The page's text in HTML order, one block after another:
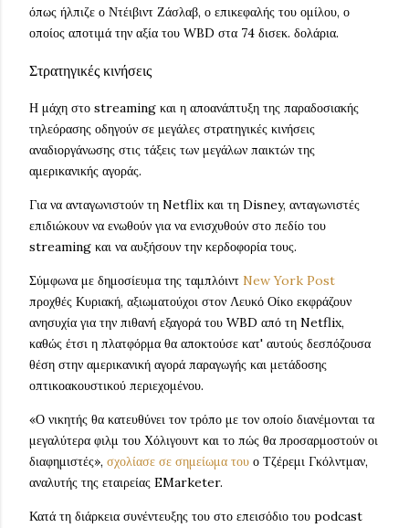
όπως ήλπιζε ο Ντέιβιντ Ζάσλαβ, ο επικεφαλής του ομίλου, ο
οποίος αποτιμά την αξία του WBD στα 74 δισεκ. δολάρια.
Στρατηγικές κινήσεις
Η μάχη στο streaming και η αποανάπτυξη της παραδοσιακής
τηλεόρασης οδηγούν σε μεγάλες στρατηγικές κινήσεις
αναδιοργάνωσης στις τάξεις των μεγάλων παικτών της
αμερικανικής αγοράς.
Για να ανταγωνιστούν τη Netflix και τη Disney, ανταγωνιστές
επιδιώκουν να ενωθούν για να ενισχυθούν στο πεδίο του
streaming και να αυξήσουν την κερδοφορία τους.
Σύμφωνα με δημοσίευμα της ταμπλόιντ New York Post
προχθές Κυριακή, αξιωματούχοι στον Λευκό Οίκο εκφράζουν
ανησυχία για την πιθανή εξαγορά του WBD από τη Netflix,
καθώς έτσι η πλατφόρμα θα αποκτούσε κατ' αυτούς δεσπόζουσα
θέση στην αμερικανική αγορά παραγωγής και μετάδοσης
οπτικοακουστικού περιεχομένου.
«Ο νικητής θα κατευθύνει τον τρόπο με τον οποίο διανέμονται τα
μεγαλύτερα φιλμ του Χόλιγουντ και το πώς θα προσαρμοστούν οι
διαφημιστές», σχολίασε σε σημείωμα του ο Τζέρεμι Γκόλντμαν,
αναλυτής της εταιρείας EMarketer.
Κατά τη διάρκεια συνέντευξης του στο επεισόδιο του podcast